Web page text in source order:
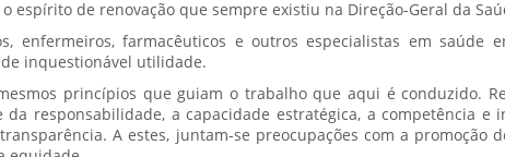
espírito de renovação que sempre existiu na Direção-Geral da
enfermeiros, farmacêuticos e outros especialistas em saúde
inquestionável utilidade.
princípios que guiam o trabalho que aqui é conduzido.
da responsabilidade, a capacidade estratégica, a competência e
A estes, juntam-se preocupações com a promoção